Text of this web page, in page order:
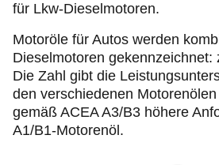
für Lkw-Dieselmotoren.
Motoröle für Autos werden
Dieselmotoren gekennzeichnet:
Die Zahl gibt die
den verschiedenen
gemäß ACEA A3/B3 höhere
A1/B1-Motorenöl.